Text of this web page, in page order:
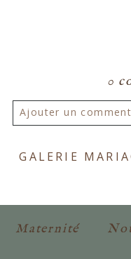
0
Ajouter un
Votre email ne
GALERIE
Maternité